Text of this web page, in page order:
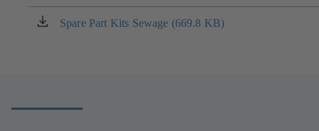
karcie)
się
w
Spare Part Kits Sewage (669.8 KB)
(otwiera